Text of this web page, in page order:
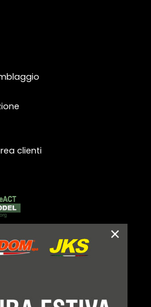
clienti
×